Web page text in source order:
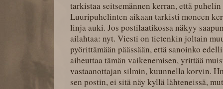
tarkistaa seitsemännen kerran, että
Luuripuhelinten aikaan tarkisti moneen
linja auki. Jos postilaatikossa näkyy
ailahtaa: nyt. Viesti on tietenkin joltain
pyörittämään päässään, että sanoinko
aiheuttaa tämän vaikenemisen, yrittää
vastaanottajan silmin, kuunnella korvin.
sen postin, ei sitä näy kyllä lähteneissä,